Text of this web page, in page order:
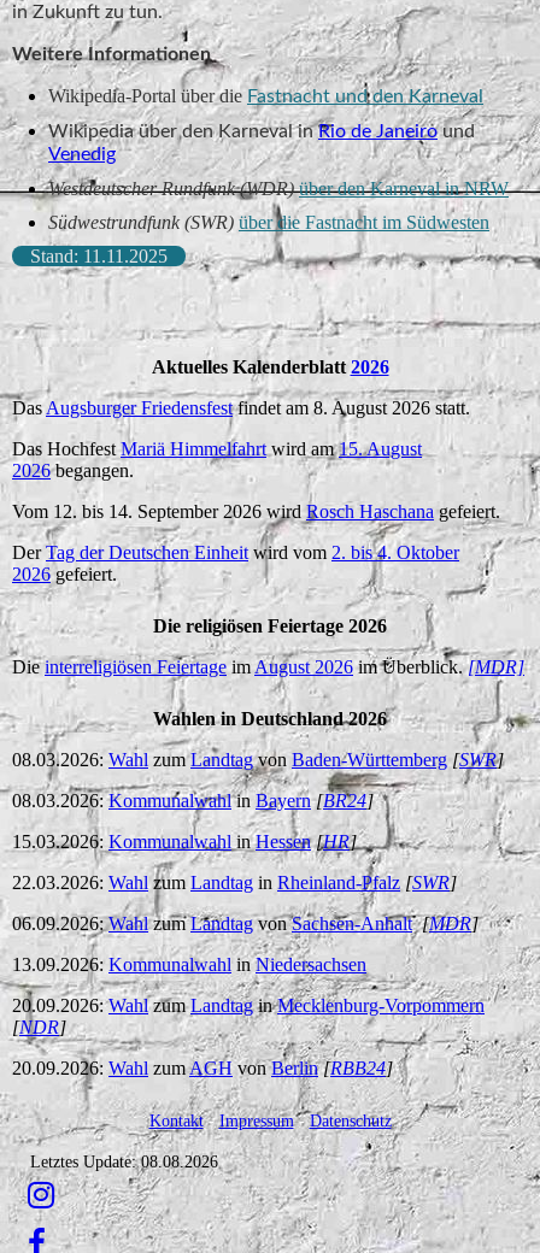
in Zukunft zu tun.
Weitere Informationen
Wikipedia-Portal über die Fastnacht und den Karneval
Wikipedia über den Karneval inRio de Janeiround
Venedig
Westdeutscher Rundfunk (WDR) über den Karneval in NRW
Südwestrundfunk (SWR) über die Fastnacht im Südwesten
Stand: 11.11.2025
Aktuelles Kalenderblatt2026
Das Augsburger Friedensfestfindet am 8. August 2026 statt.
Das HochfestMariä Himmelfahrtwird am15. August
2026begangen.
Vom 12. bis 14. September 2026 wirdRosch Haschana gefeiert.
DerTag der Deutschen Einheit wird vom 2. bis 4. Oktober
2026gefeiert.
Die religiösen Feiertage 2026
Dieinterreligiösen FeiertageimAugust 2026im Überblick.[MDR]
Wahlen in Deutschland 2026
08.03.2026: Wahl zumLandtagvon Baden-Württemberg [SWR]
08.03.2026:Kommunalwahlin Bayern [BR24]
15.03.2026:Kommunalwahl inHessen[HR]
22.03.2026: Wahlzum Landtag in Rheinland-Pfalz [SWR]
06.09.2026:WahlzumLandtagvonSachsen-Anhalt [MDR]
13.09.2026:KommunalwahlinNiedersachsen
20.09.2026:WahlzumLandtaginMecklenburg-Vorpommern
[NDR]
20.09.2026: Wahl zumAGHvonBerlin[RBB24]
Kontakt-Impressum-Datenschutz
Letztes Update: 08.08.2026